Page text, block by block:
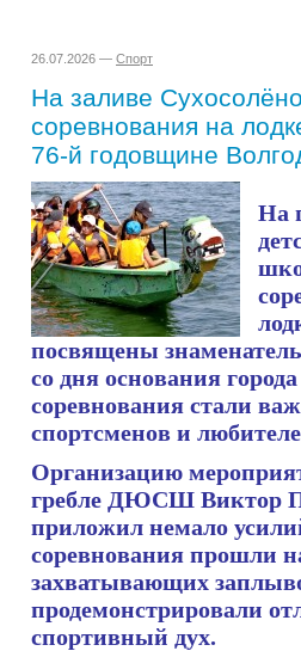
26.07.2026 — Спорт
На заливе
соревнования на
76-й годовщине
На
посвящены
со дня основания
соревнования стали
спортсменов и
Организацию
гребле ДЮСШ Виктор
приложил немало
соревнования прошли
захватывающих
продемонстрировали
спортивный дух.